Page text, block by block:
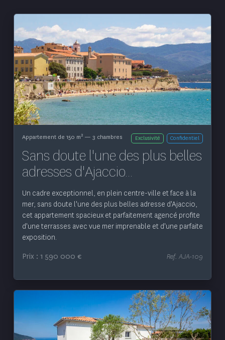
Voir le bien
Appartement de 150 m2— 3 chambres Exclusivité Confidentiel
Sans doute l'une des plus belles
adresses d'Ajaccio...
Un cadre exceptionnel, en plein centre-ville et face à la
mer, sans doute l'une des plus belles adresse d'Ajaccio,
cet appartement spacieux et parfaitement agencé profite
d'une terrasses avec vue mer imprenable et d'une parfaite
exposition.
Prix : 1 590 000 €
Ref. AJA-109